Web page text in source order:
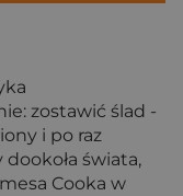
zostawić ślad -
i po raz
świata,
Cooka w